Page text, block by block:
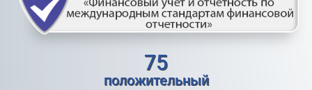
75
положительный